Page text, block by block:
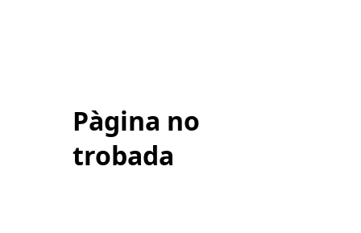
Pàgina no
trobada